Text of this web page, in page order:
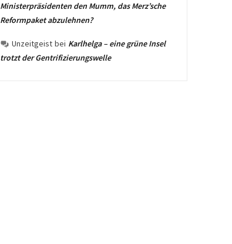
Ministerpräsidenten den Mumm, das Merz’sche
Reformpaket abzulehnen?
Unzeitgeist bei Karlhelga – eine grüne Insel
trotzt der Gentrifizierungswelle